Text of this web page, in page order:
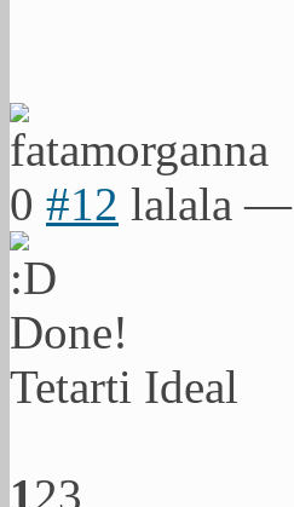
0 #12 lalala —
Done!
Tetarti Ideal
123